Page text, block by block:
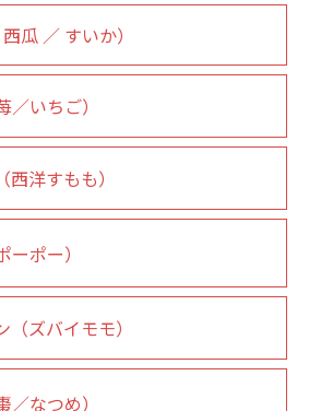
瓜 ／ すいか）
／いちご）
西洋すもも）
ーポー）
（ズバイモモ）
／なつめ）